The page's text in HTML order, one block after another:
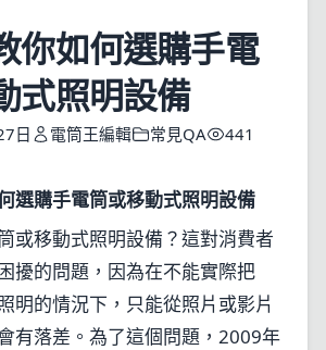
你如何選購手電
式照明設備
日 電筒王編輯 常見QA 441
選購手電筒或移動式照明設備
或移動式照明設備？這對消費者
擾的問題，因為在不能實際把
明的情況下，只能從照片或影片
有落差。為了這個問題，2009年